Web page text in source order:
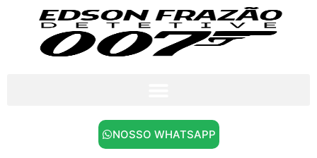
NOSSO WHATSAPP